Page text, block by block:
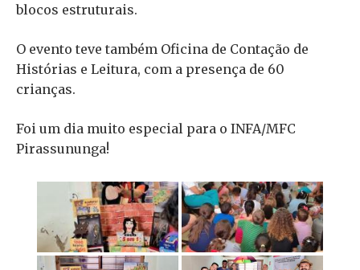
blocos estruturais.
O evento teve também Oficina de Contação de
Histórias e Leitura, com a presença de 60
crianças.
Foi um dia muito especial para o INFA/MFC
Pirassununga!